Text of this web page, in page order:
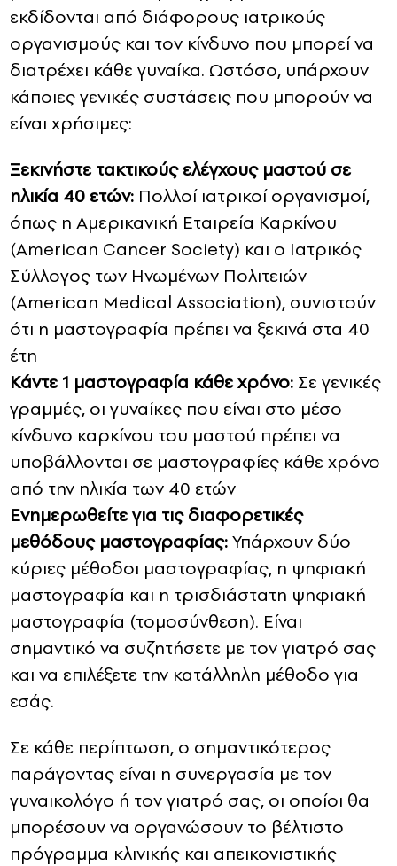
εκδίδονται από διάφορους ιατρικούς
οργανισμούς και τον κίνδυνο που μπορεί να
διατρέχει κάθε γυναίκα. Ωστόσο, υπάρχουν
κάποιες γενικές συστάσεις που μπορούν να
είναι χρήσιμες:
Ξεκινήστε τακτικούς ελέγχους μαστού σε
ηλικία 40 ετών: Πολλοί ιατρικοί οργανισμοί,
όπως η Αμερικανική Εταιρεία Καρκίνου
(American Cancer Society) και ο Ιατρικός
Σύλλογος των Ηνωμένων Πολιτειών
(American Medical Association), συνιστούν
ότι η μαστογραφία πρέπει να ξεκινά στα 40
έτη
Κάντε 1 μαστογραφία κάθε χρόνο: Σε γενικές
γραμμές, οι γυναίκες που είναι στο μέσο
κίνδυνο καρκίνου του μαστού πρέπει να
υποβάλλονται σε μαστογραφίες κάθε χρόνο
από την ηλικία των 40 ετών
Ενημερωθείτε για τις διαφορετικές
μεθόδους μαστογραφίας:Υπάρχουν δύο
κύριες μέθοδοι μαστογραφίας, η ψηφιακή
μαστογραφία και η τρισδιάστατη ψηφιακή
μαστογραφία (τομοσύνθεση). Είναι
σημαντικό να συζητήσετε με τον γιατρό σας
και να επιλέξετε την κατάλληλη μέθοδο για
εσάς.
Σε κάθε περίπτωση, ο σημαντικότερος
παράγοντας είναι η συνεργασία με τον
γυναικολόγο ή τον γιατρό σας, οι οποίοι θα
μπορέσουν να οργανώσουν το βέλτιστο
πρόγραμμα κλινικής και απεικονιστικής